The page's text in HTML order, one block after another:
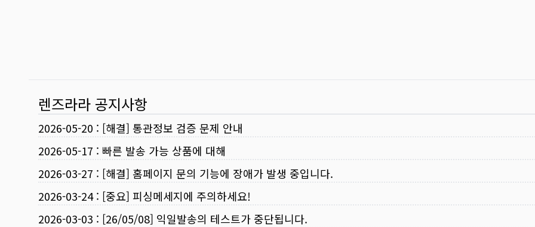
렌즈라라 공지사항
2026-05-20 : [해결] 통관정보 검증 문제 안내
2026-05-17 : 빠른 발송 가능 상품에 대해
2026-03-27 : [해결] 홈페이지 문의 기능에 장애가 발생 중입니다.
2026-03-24: [중요] 피싱메세지에 주의하세요!
2026-03-03 : [26/05/08] 익일발송의 테스트가 중단됩니다.